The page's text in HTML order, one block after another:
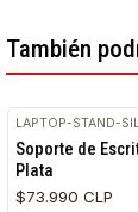
También
LAPTOP-STAND-
Soporte de
Plata
$73.990 CLP